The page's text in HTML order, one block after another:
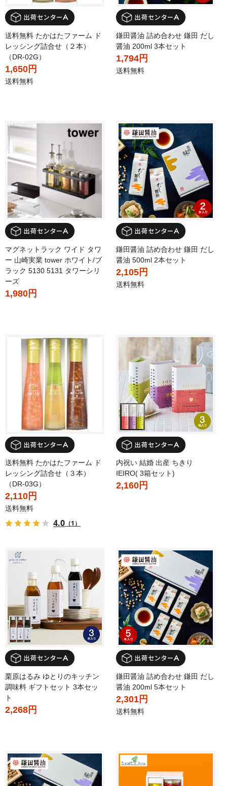
送料無料 たかはたファーム ド
レッシング詰合せ（２本）
（DR-02G）
1,650円
送料無料
鎌田醤油 詰め合わせ 鎌田 だし
醤油 200ml 3本セット
1,794円
送料無料
マグネットラック ワイド タワ
ー 山崎実業 tower ホワイト/ブ
ラック 5130 5131 タワーシリ
ーズ
1,980円
鎌田醤油 詰め合わせ 鎌田 だし
醤油 500ml 2本セット
2,105円
送料無料
送料無料 たかはたファーム ド
レッシング詰合せ（３本）
（DR-03G）
2,110円
送料無料
4.0 （1）
内祝い 結婚 出産 ちきり
IEIRO( 3箱セット)
2,160円
栗原はるみ ゆとりのキッチン
調味料 ギフトセット 3本セッ
ト
2,268円
鎌田醤油 詰め合わせ 鎌田 だし
醤油 200ml 5本セット
2,301円
送料無料